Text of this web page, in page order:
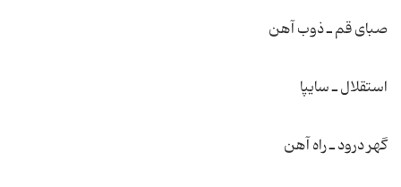
صبای قم ـ ذوب آهن
استقلال ـ سایپا
گهر درود ـ راه آهن